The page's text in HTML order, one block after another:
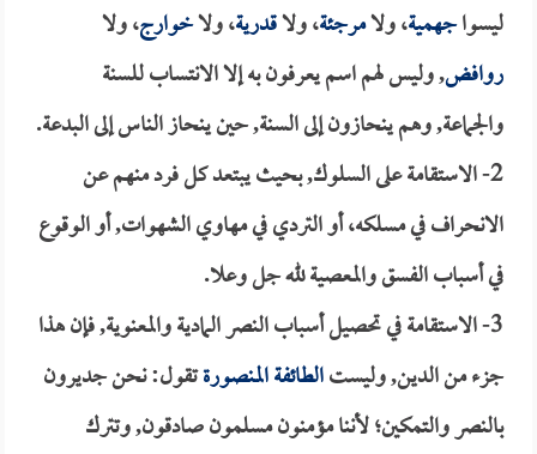
ليسواجهمية، ولامرجئة، ولاقدرية، ولاخوارج، ولا
روافض, وليس لهم اسم يعرفون به إلا الانتساب للسنة
والجماعة, وهم ينحازون إلى السنة, حين ينحاز الناس إلى البدعة.
2- الاستقامة على السلوك, بحيث يبتعد كل فرد منهم عن
الانحراف في مسلكه، أو التردي في مهاوي الشهوات, أو الوقوع
في أسباب الفسق والمعصية لله جل وعلا.
3- الاستقامة في تحصيل أسباب النصر المادية والمعنوية, فإن هذا
جزء من الدين, وليستالطائفة المنصورةتقول: نحن جديرون
بالنصر والتمكين؛ لأننا مؤمنون مسلمون صادقون, وتترك